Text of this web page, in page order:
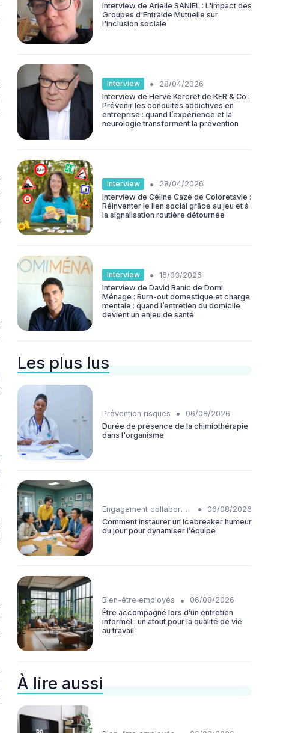
Interview de Arielle SANIEL : L'impact des
Groupes d'Entraide Mutuelle sur
l'inclusion sociale
Interview •
28/04/2026
Interview de Hervé Kercret de KER & Co :
Prévenir les conduites addictives en
entreprise : quand l’expérience et la
neurologie transforment la prévention
Interview •
28/04/2026
Interview de Céline Cazé de Coloretavie :
Réinventer le lien social grâce au jeu et à
la signalisation routière détournée
Interview •
16/03/2026
Interview de David Ranic de Domi
Ménage : Burn-out domestique et charge
mentale : quand l’entretien du domicile
devient un enjeu de santé
Les plus lus
Prévention risques •
06/08/2026
Durée de présence de la chimiothérapie
dans l'organisme
Engagement collaborateurs •
06/08/2026
Comment instaurer un icebreaker humeur
du jour pour dynamiser l’équipe
Bien-être employés •
06/08/2026
Être accompagné lors d’un entretien
informel : un atout pour la qualité de vie
au travail
À lire aussi